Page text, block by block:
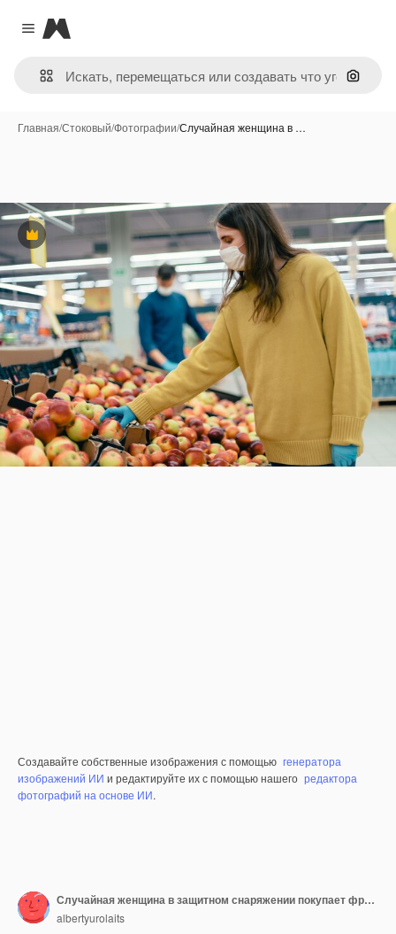
Close menu
Magnific
Поиск
Главная/Стоковый/Фотографии/Случайная женщина в …
Премиум
Создавайте собственные изображения с помощью генератора
изображений ИИ и редактируйте их с помощью нашего редактора
фотографий на основе ИИ.
Случайная женщина в защитном снаряжении покупает фрукты во время карантина. концепция безопасности
albertyurolaits